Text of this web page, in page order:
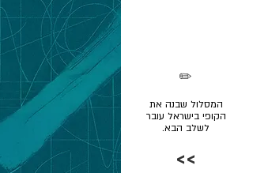
המסלול שבנה את
הקופי בישראל עובר
לשלב הבא.
✏️
>>